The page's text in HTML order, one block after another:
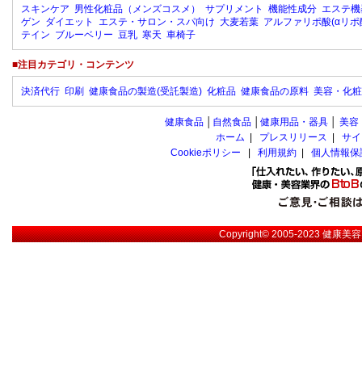
スキンケア 男性化粧品（メンズコスメ） サプリメント 機能性成分 エステ
ゲン ダイエット エステ・サロン・スパ向け 大麦若葉 アルファリポ酸(αリポ
テイン ブルーベリー 豆乳 寒天 車椅子
■注目カテゴリ・コンテンツ
決済代行 印刷 健康食品の製造(受託製造) 化粧品 健康食品の原料 美容・化
健康食品 自然食品 健康用品・器具 美容
ホーム
プレスリリース
サ
Cookieポリシー
利用規約 個人情報
Copyright© 2005-2023健康美